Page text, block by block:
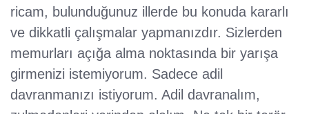
ricam, bulunduğunuz illerde bu konuda kararlı
ve dikkatli çalışmalar yapmanızdır. Sizlerden
memurları açığa alma noktasında bir yarışa
girmenizi istemiyorum. Sadece adil
davranmanızı istiyorum. Adil davranalım,